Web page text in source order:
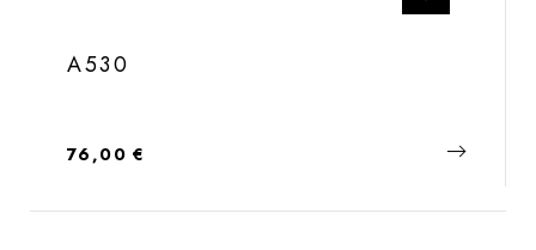
A530
Regulärer Preis:
76,00 €